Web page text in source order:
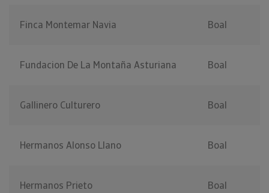
Finca Montemar Navia Boal
Fundacion De La Montaña Asturiana Boal
Gallinero Culturero Boal
Hermanos Alonso Llano Boal
Hermanos Prieto Boal